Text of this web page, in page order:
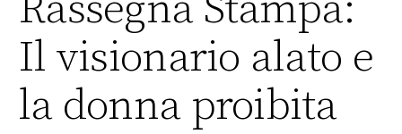
Il visionario alato e
la donna proibita